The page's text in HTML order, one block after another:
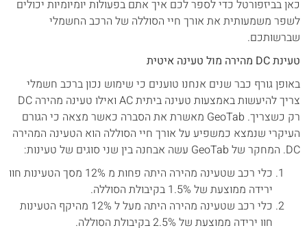
כאן בביזפורטל כדי לספר לכם איך אתם בפעולות יומיומיות יכולים
לשפר משמעותית את אורך חיי הסוללה של הרכב החשמלי
שברשותכם.
טעינת DC מהירה מול טעינה איטית
באופן גורף כבר שנים אנחנו טוענים כי שימוש נכון ברכב חשמלי
צריך להיעשות באמצעות טעינה ביתית AC ואילו טעינה מהירה DC
רק כשצריך. GeoTab מאשרת את הסברה כאשר מצאה כי הגורם
העיקרי שנמצא כמשפיע על אורך חיי הסוללה הוא הטעינה המהירה
DC. המחקר של GeoTab עשה אבחנה בין שני סוגים של טעינות:
כלי רכב שטעינה מהירה היתה פחות מ 12% מסך הטעינות חוו
ירידה ממוצעת של 1.5% בקיבולת הסוללה.
כלי רכב שטעינה מהירה היתה מעל ל 12% מהיקף הטעינות
חוו ירידה ממוצעת של 2.5% בקיבולת הסוללה.